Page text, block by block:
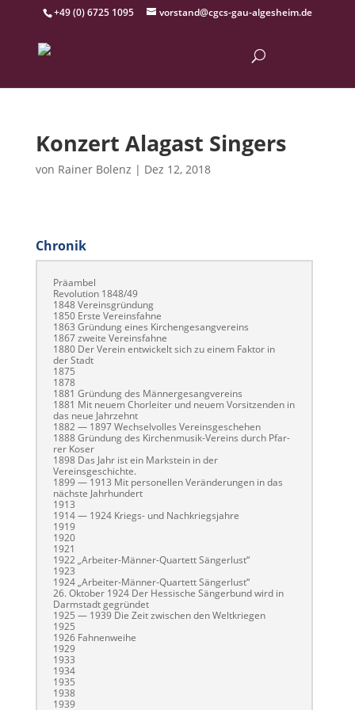
+49 (0) 6725 1095 vorstand@cgcs-gau-algesheim.de
Konzert Alagast Singers
von Rainer Bolenz | Dez 12, 2018
Chronik
Präam­bel
Rev­o­lu­tion 1848/49
1848 Vere­ins­grün­dung
1850 Erste Vereinsfahne
1863 Grün­dung eines Kirchengesangvereins
1867 zweite Vereinsfahne
1880 Der Vere­in entwick­elt sich zu einem Fak­tor in
der Stadt
1875
1878
1881 Grün­dung des Männergesangvereins
1881 Mit neuem Chor­leit­er und neuem Vor­sitzen­den in
das neue Jahrzehnt
1882 — 1897 Wech­selvolles Vereinsgeschehen
1888 Grün­dung des Kirchen­musik-Vere­ins durch Pfar­
rer Koser
1898 Das Jahr ist ein Mark­stein in der
Vereinsgeschichte.
1899 — 1913 Mit per­son­ellen Verän­derun­gen in das
näch­ste Jahrhundert
1913
1914 — 1924 Kriegs- und Nachkriegsjahre
1919
1920
1921
1922 „Arbeit­er-Män­ner-Quar­tett Sängerlust“
1923
1924 „Arbeit­er-Män­ner-Quar­tett Sängerlust“
26. Okto­ber 1924 Der Hes­sis­che Sänger­bund wird in
Darm­stadt gegründet
1925 — 1939 Die Zeit zwis­chen den Weltkriegen
1925
1926 Fah­nen­wei­he
1929
1933
1934
1935
1938
1939